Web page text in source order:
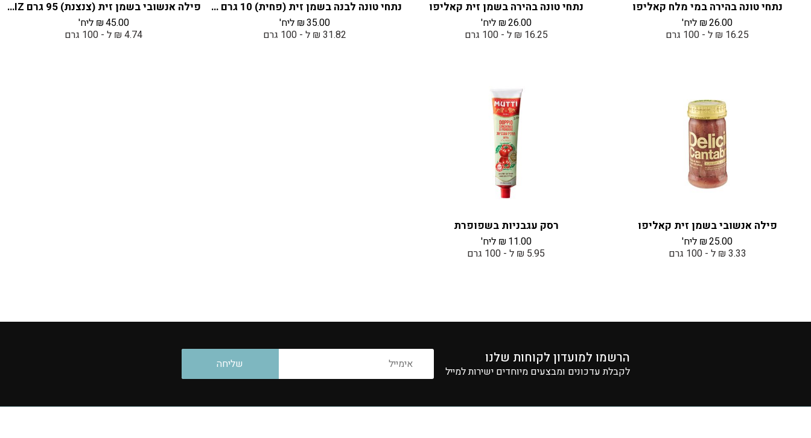
נתחי טונה בהירה במי מלח קאליפו
₪26.00
ליח'
16.25 ₪ ל - 100 גרם
נתחי טונה בהירה בשמן זית קאליפו
₪26.00
ליח'
16.25 ₪ ל - 100 גרם
נתחי טונה לבנה בשמן זית (פחית) 10 גרם ORTIZ
₪35.00
ליח'
31.82 ₪ ל - 100 גרם
פילה אנשובי בשמן זית (צנצנת) 95 גרם ORTIZ
₪45.00
ליח'
4.74 ₪ ל - 100 גרם
פילה אנשובי בשמן זית קאליפו
₪25.00
ליח'
3.33 ₪ ל - 100 גרם
רסק עגבניות בשפופרת
₪ 11.00
ליח'
5.95 ₪ ל - 100 גרם
הרשמו למועדון לקוחות שלנו
לקבלת עדכונים ומבצעים מיוחדים ישירות למייל